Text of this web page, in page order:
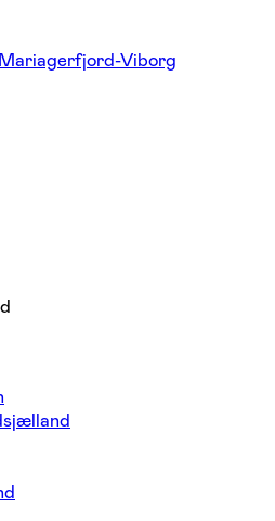
Viborg